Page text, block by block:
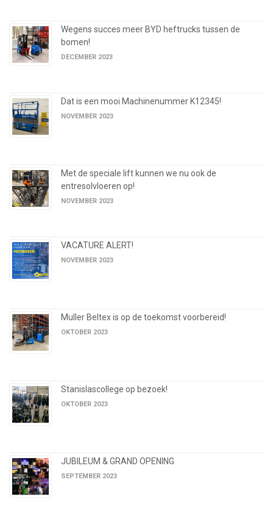
Wegens succes meer BYD heftrucks tussen de
bomen!
DECEMBER 2023
Dat is een mooi Machinenummer K12345!
NOVEMBER 2023
Met de speciale lift kunnen we nu ook de
entresolvloeren op!
NOVEMBER 2023
VACATURE ALERT!
NOVEMBER 2023
Muller Beltex is op de toekomst voorbereid!
OKTOBER 2023
Stanislascollege op bezoek!
OKTOBER 2023
JUBILEUM & GRAND OPENING
SEPTEMBER 2023